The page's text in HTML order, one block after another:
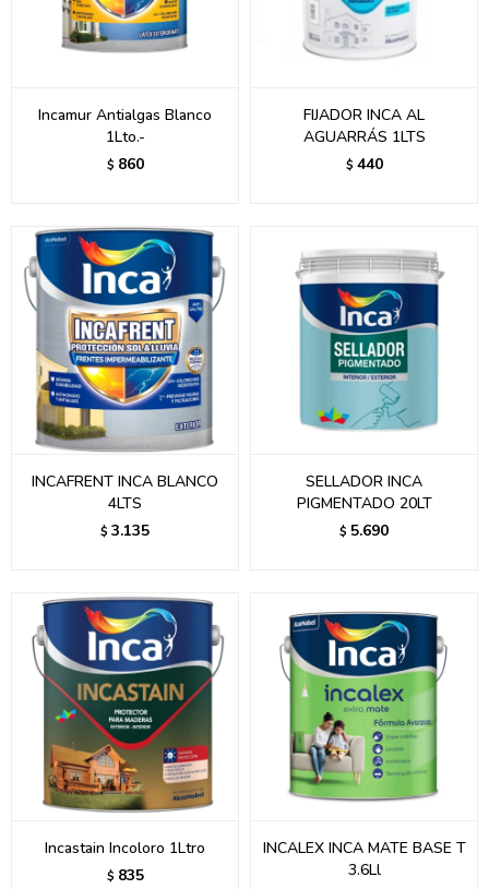
Incamur Antialgas Blanco
1Lto.-
$ 860
FIJADOR INCA AL
AGUARRÁS 1LTS
$ 440
INCAFRENT INCA BLANCO
4LTS
$ 3.135
SELLADOR INCA
PIGMENTADO 20LT
$ 5.690
Incastain Incoloro 1Ltro
$ 835
INCALEX INCA MATE BASE T
3.6Ll